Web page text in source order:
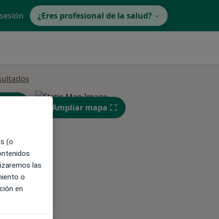
¿Eres profesional de la salud?
Ampliar mapa
(o
las
o
en